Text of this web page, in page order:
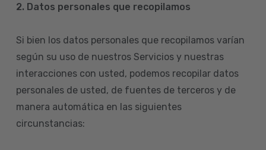
2. Datos personales que recopilamos
Si bien los datos personales que recopilamos varían
según su uso de nuestros Servicios y nuestras
interacciones con usted, podemos recopilar datos
personales de usted, de fuentes de terceros y de
manera automática en las siguientes
circunstancias: